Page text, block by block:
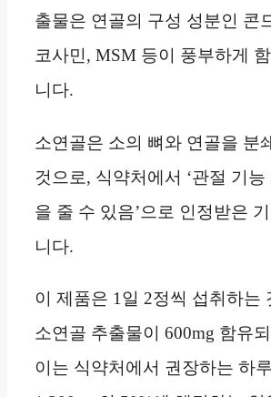
출물은 연골의 구성 성분인 콘
코사민, MSM 등이 풍부하게
니다.
소연골은 소의 뼈와 연골을 분
것으로, 식약처에서 ‘관절 기
을 줄 수 있음’으로 인정받은
니다.
이 제품은 1일 2정씩 섭취하는
소연골 추출물이 600mg 함유
이는 식약처에서 권장하는 하